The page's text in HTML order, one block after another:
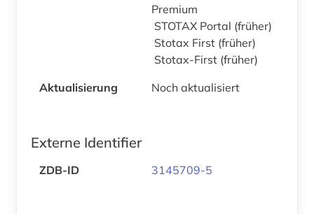
Premium
STOTAX Portal (früher)
Stotax First (früher)
Stotax-First (früher)
Aktualisierung
Noch aktualisiert
Externe Identifier
ZDB-ID 3145709-5